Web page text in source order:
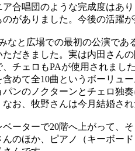
合唱団のような完成度はあ
のがありました。今後の活躍
なと広場での最初の公演であ
ただきました。実は内田さん
、チェロもPAが使用されまし
めて全10曲というボーリュ
ンのノクターンとチェロ独
なお、牧野さんは今月結婚さ
ーターで20階へ上がって、
んのほか、ピアノ（キーボー